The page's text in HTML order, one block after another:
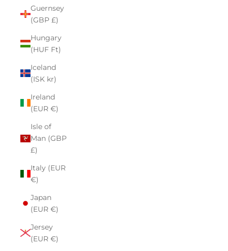
Guernsey
(GBP £)
Hungary
(HUF Ft)
Iceland
(ISK kr)
Ireland
(EUR €)
Isle of
Man (GBP
£)
Italy (EUR
€)
Japan
(EUR €)
Jersey
(EUR €)